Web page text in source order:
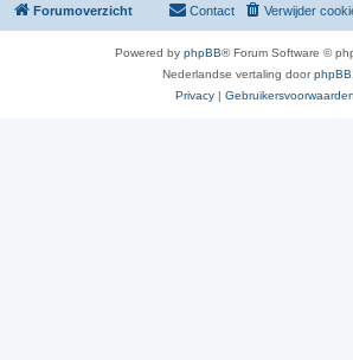
Forumoverzicht Verwijder
Contact
Powered by phpBB® Forum Software ©
Nederlandse vertaling door
Privacy | Gebruikersvoorwaarden